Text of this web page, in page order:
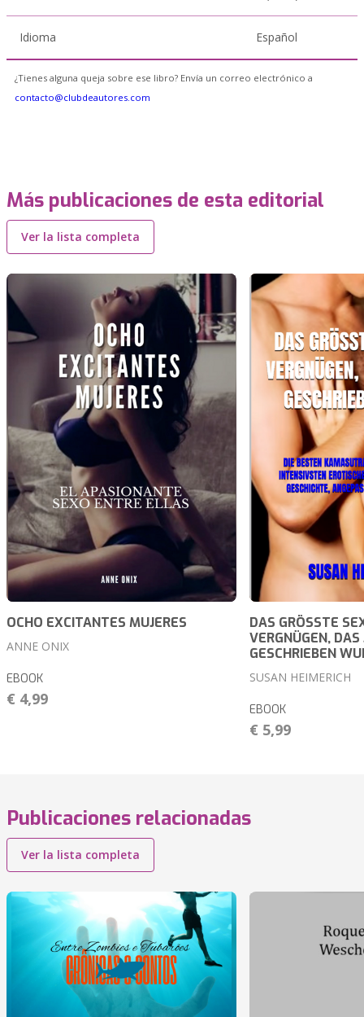
Idioma Español
¿Tienes alguna queja sobre ese libro? Envía un correo electrónico a
contacto@clubdeautores.com
Más publicaciones de esta editorial
Ver la lista completa
OCHO EXCITANTES MUJERES
ANNE ONIX
EBOOK
€ 4,99
DAS GRÖSSTE
VERGNÜGEN,
GESCHRIEBEN
SUSAN HEIMERICH
EBOOK
€ 5,99
Publicaciones relacionadas
Ver la lista completa